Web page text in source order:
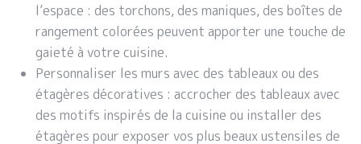
l’espace : des torchons, des maniques, des boîtes de
rangement colorées peuvent apporter une touche de
gaieté à votre cuisine.
Personnaliser les murs avec des tableaux ou des
étagères décoratives : accrocher des tableaux avec
des motifs inspirés de la cuisine ou installer des
étagères pour exposer vos plus beaux ustensiles de